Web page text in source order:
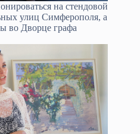
на стендовой
улиц Симферополя, а
во Дворце графа